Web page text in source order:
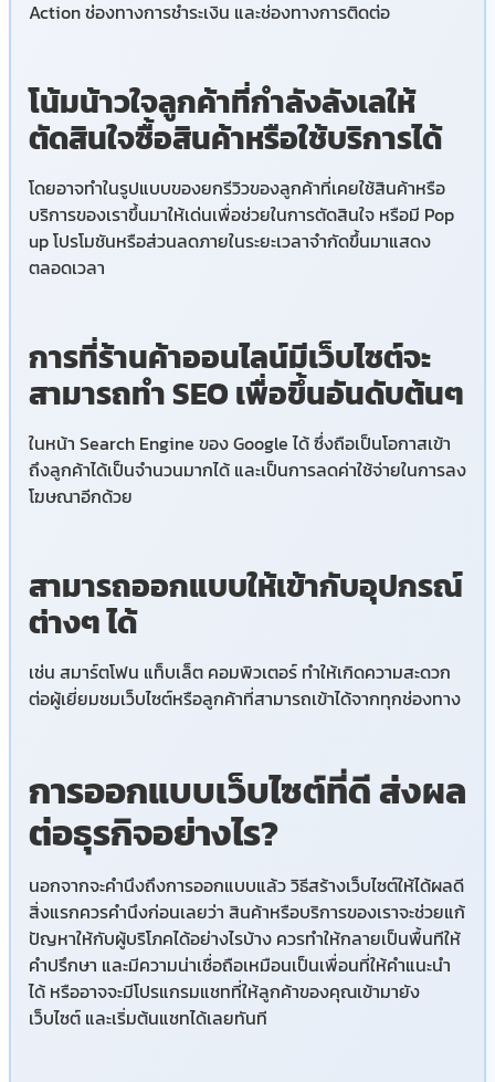
Action ช่องทางการชำระเงิน และช่องทางการติดต่อ
โน้มน้าวใจลูกค้าที่กำลังลังเลให้
ตัดสินใจซื้อสินค้าหรือใช้บริการได้
โดยอาจทำในรูปแบบของยกรีวิวของลูกค้าที่เคยใช้สินค้าหรือ
บริการของเราขึ้นมาให้เด่นเพื่อช่วยในการตัดสินใจ หรือมี Pop
up โปรโมชันหรือส่วนลดภายในระยะเวลาจำกัดขึ้นมาแสดง
ตลอดเวลา
การที่ร้านค้าออนไลน์มีเว็บไซต์จะ
สามารถทำ SEO เพื่อขึ้นอันดับต้นๆ
ในหน้า Search Engine ของ Google ได้ ซึ่งถือเป็นโอกาสเข้า
ถึงลูกค้าได้เป็นจำนวนมากได้ และเป็นการลดค่าใช้จ่ายในการลง
โฆษณาอีกด้วย
สามารถออกแบบให้เข้ากับอุปกรณ์
ต่างๆ ได้
เช่น สมาร์ตโฟน แท็บเล็ต คอมพิวเตอร์ ทำให้เกิดความสะดวก
ต่อผู้เยี่ยมชมเว็บไซต์หรือลูกค้าที่สามารถเข้าได้จากทุกช่องทาง
การออกแบบเว็บไซต์ที่ดี ส่งผล
ต่อธุรกิจอย่างไร?
นอกจากจะคำนึงถึงการออกแบบแล้ว วิธีสร้างเว็บไซต์ให้ได้ผลดี
สิ่งแรกควรคำนึงก่อนเลยว่า สินค้าหรือบริการของเราจะช่วยแก้
ปัญหาให้กับผู้บริโภคได้อย่างไรบ้าง ควรทำให้กลายเป็นพื้นทีให้
คำปรึกษา และมีความน่าเชื่อถือเหมือนเป็นเพื่อนที่ให้คำแนะนำ
ได้ หรืออาจจะมีโปรแกรมแชทที่ให้ลูกค้าของคุณเข้ามายัง
เว็บไซต์ และเริ่มต้นแชทได้เลยทันที